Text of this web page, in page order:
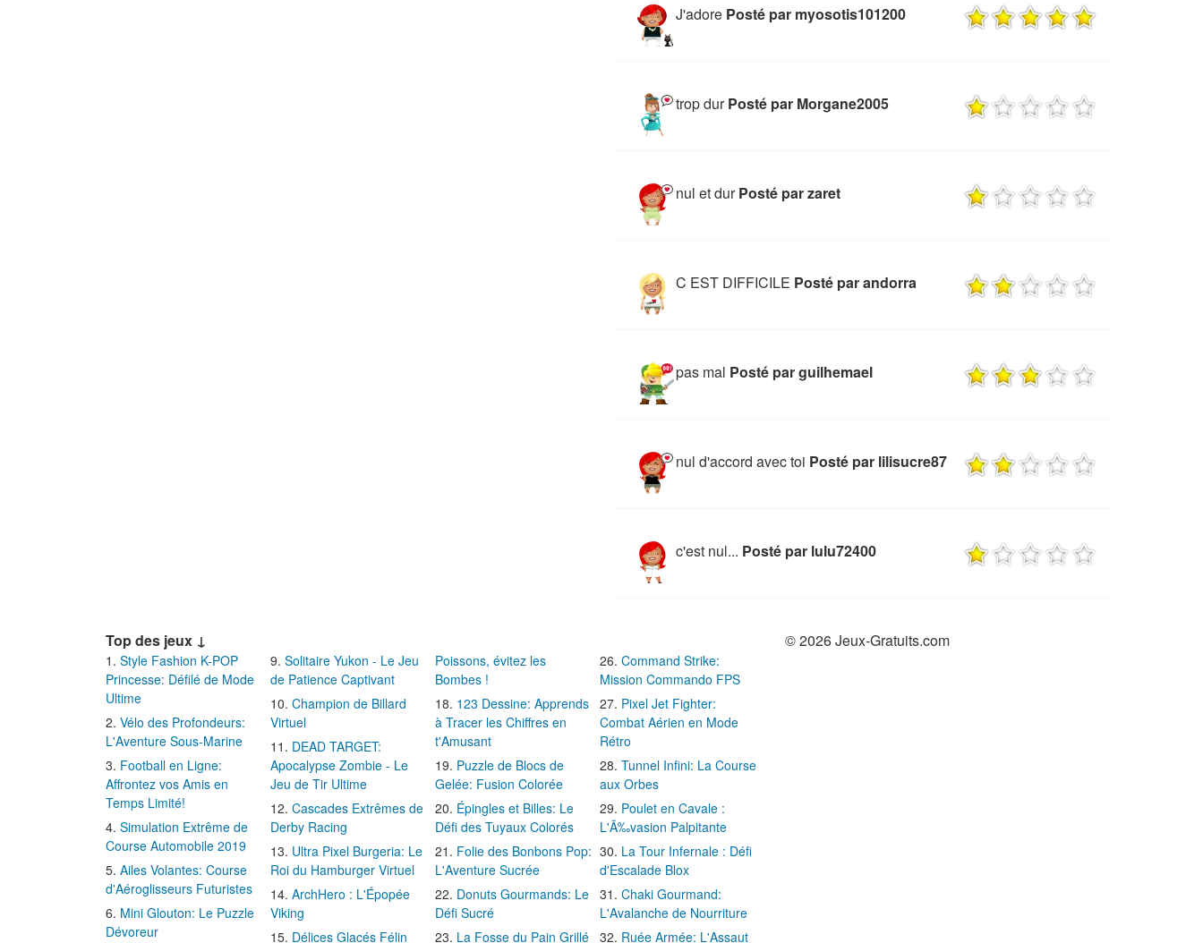
J'adore Posté par myosotis101200
trop dur Posté par Morgane2005
nul et dur Posté par zaret
C EST DIFFICILE Posté par andorra
pas mal Posté par guilhemael
nul d'accord avec toi Posté par lilisucre87
c'est nul... Posté par lulu72400
Top des jeux ↓
Style Fashion K-POP
Princesse: Défilé de Mode
Ultime
Vélo des Profondeurs:
L'Aventure Sous-Marine
Football en Ligne:
Affrontez vos Amis en
Temps Limité!
Simulation Extrême de
Course Automobile 2019
Ailes Volantes: Course
d'Aéroglisseurs Futuristes
Mini Glouton: Le Puzzle
Dévoreur
Solitaire Yukon - Le Jeu
de Patience Captivant
Champion de Billard
Virtuel
DEAD TARGET:
Apocalypse Zombie - Le
Jeu de Tir Ultime
Cascades Extrêmes de
Derby Racing
Ultra Pixel Burgeria: Le
Roi du Hamburger Virtuel
ArchHero : L'Épopée
Viking
Délices Glacés Félin
Poissons, évitez les
Bombes !
123 Dessine: Apprends
à Tracer les Chiffres en
t'Amusant
Puzzle de Blocs de
Gelée: Fusion Colorée
Épingles et Billes: Le
Défi des Tuyaux Colorés
Folie des Bonbons Pop:
L'Aventure Sucrée
Donuts Gourmands: Le
Défi Sucré
La Fosse du Pain Grillé
Command Strike:
Mission Commando FPS
Pixel Jet Fighter:
Combat Aérien en Mode
Rétro
Tunnel Infini: La Course
aux Orbes
Poulet en Cavale :
L'Ã‰vasion Palpitante
La Tour Infernale : Défi
d'Escalade Blox
Chaki Gourmand:
L'Avalanche de Nourriture
Ruée Armée: L'Assaut
© 2026 Jeux-Gratuits.com